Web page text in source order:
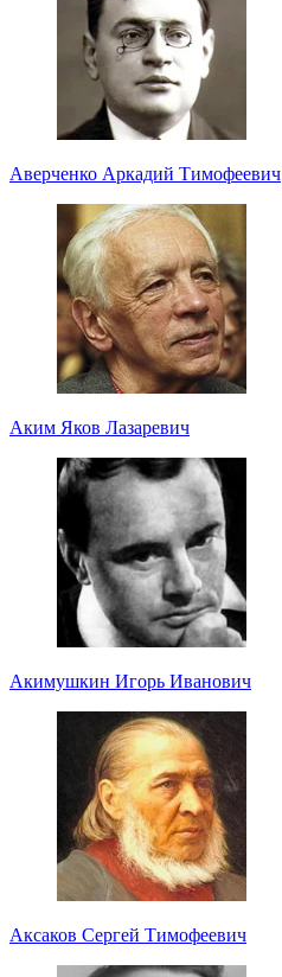
Аверченко Аркадий Тимофеевич
Аким Яков Лазаревич
Акимушкин Игорь Иванович
Аксаков Сергей Тимофеевич